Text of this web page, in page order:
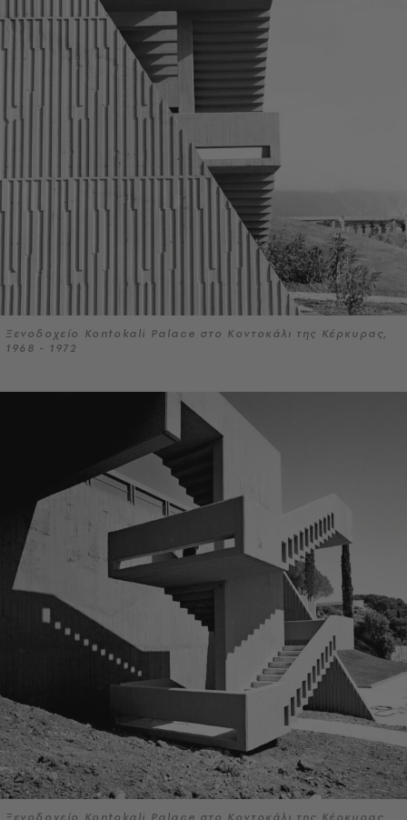
Ξενοδοχείο Kontokali Palace στο Κοντοκάλι της Κέρκυρας,
1968 - 1972